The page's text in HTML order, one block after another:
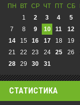
ПН
ВТ СР ЧТ ПТ СБ
1
2 3 4 5
7
8 9 10 11 12
14
15 16 17 18 19
21
22 23 24 25 26
28
29 30 31
СТАТИСТИКА